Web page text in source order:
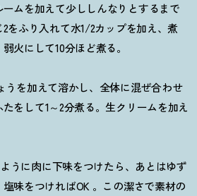
ムを加えて少ししんなりとするまで
をふり入れて水1/2カップを加え、煮
火にして10分ほど煮る。
うを加えて溶かし、全体に混ぜ合わせ
をして1～2分煮る。生クリームを加え
ように肉に下味をつけたら、あとはゆず
味をつければOK 。この潔さで素材の